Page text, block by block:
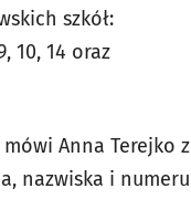
szkół:
10, 14 oraz
Anna Terejko z
nazwiska i numeru